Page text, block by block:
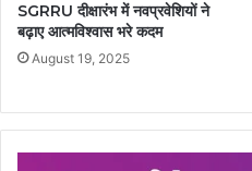
SGRRU दीक्षारंभ में नवप्रवेशियों ने
बढ़ाए आत्मविश्वास भरे कदम
August 19, 2025